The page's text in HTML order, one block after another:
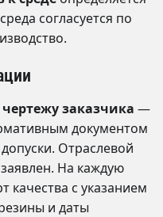
согласуется по
чертежу заказчика —
документом
Отраслевой
На каждую
качества с указанием
и даты